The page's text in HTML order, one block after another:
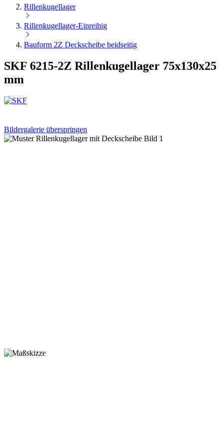
Rillenkugellager
Rillenkugellager-Einreihig
Bauform 2Z Deckscheibe beidseitig
SKF 6215-2Z Rillenkugellager 75x130x25
mm
Bildergalerie überspringen